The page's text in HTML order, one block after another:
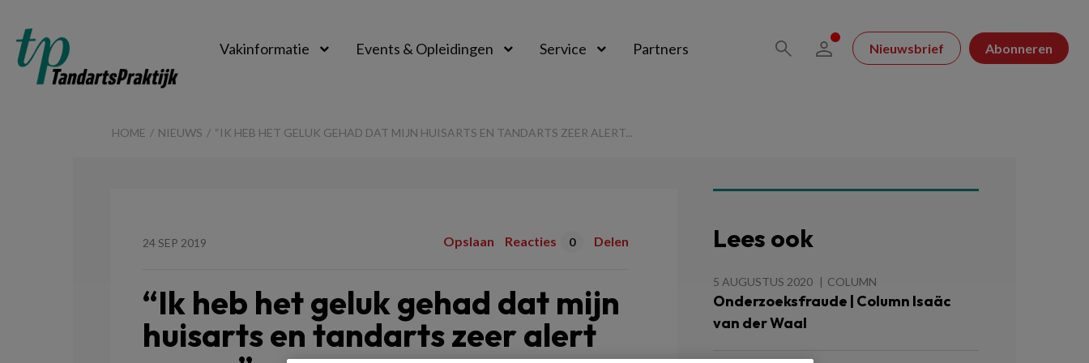
Vakinformatie Events & Opleidingen Service Partners Nieuwsbrief Abonneren
HOME NIEUWS “IK HEB HET GELUK GEHAD DAT MIJN HUISARTS EN TANDARTS ZEER ALERT...
24 SEP 2019 Opslaan Reacties 0 Delen
“Ik heb het geluk gehad dat mijn
huisarts en tandarts zeer alert
Lees ook
5 AUGUSTUS 2020 COLUMN
Onderzoeksfraude | Column Isaäc
van der Waal